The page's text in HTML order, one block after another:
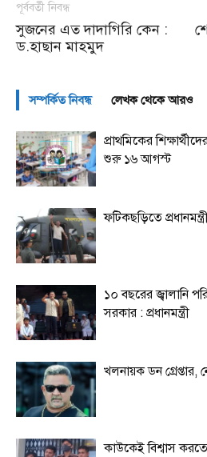
পূর্ববর্তী নিবন্ধ
সুজনের এত দাদাগিরি কেন :
ড.হাছান মাহমুদ
সম্পর্কিত নিবন্ধ লেখক থেকে আরও
প্রাথমিকের
শুরু ১৬ আগস্ট
ফটিকছড়িতে
১০ বছরের জ্বালানি
সরকার : প্রধানমন্ত্রী
খলনায়ক ডন
কাউকেই বিশ্বাস